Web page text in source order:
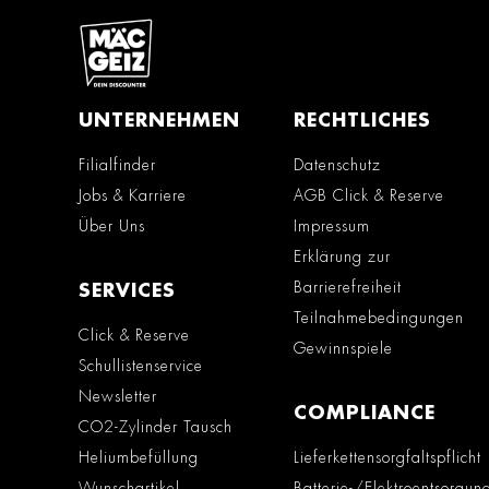
UNTERNEHMEN
Filialfinder
Jobs & Karriere
Über Uns
SERVICES
Click & Reserve
Schullistenservice
Newsletter
CO2-Zylinder Tausch
Heliumbefüllung
RECHTLICHES
Datenschutz
AGB Click & Reserve
Impressum
Erklärung zur
Barrierefreiheit
Teilnahmebedingungen
Gewinnspiele
COMPLIANCE
Lieferkettensorgfaltspflicht